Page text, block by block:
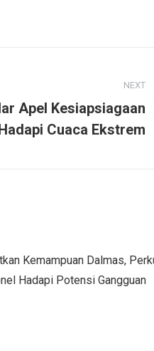
NEXT
Apel Kesiapsiagaan
Cuaca Ekstrem
Kemampuan Dalmas,
Hadapi Potensi Gangguan